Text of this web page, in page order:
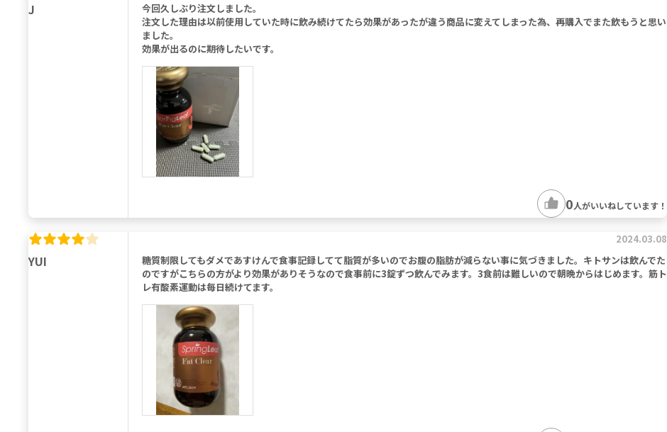
J
今回久しぶり注文しました。
注文した理由は以前使用していた時に飲み続けてたら効果があったが違う商品に変えてしまった為、再購入でまた飲もうと思い
ました。
効果が出るのに期待したいです。
0人がいいねしています！
YUI
2024.03.08
糖質制限してもダメであすけんで食事記録してて脂質が多いのでお腹の脂肪が減らない事に気づきました。キトサンは飲んでた
のですがこちらの方がより効果がありそうなので食事前に3錠ずつ飲んでみます。3食前は難しいので朝晩からはじめます。筋ト
レ有酸素運動は毎日続けてます。